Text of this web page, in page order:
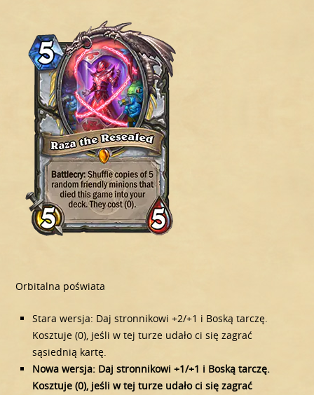
Orbitalna poświata
Stara wersja: Daj stronnikowi +2/+1 i Boską tarczę.
Kosztuje (0), jeśli w tej turze udało ci się zagrać
sąsiednią kartę.
Nowa wersja: Daj stronnikowi +1/+1 i Boską tarczę.
Kosztuje (0), jeśli w tej turze udało ci się zagrać